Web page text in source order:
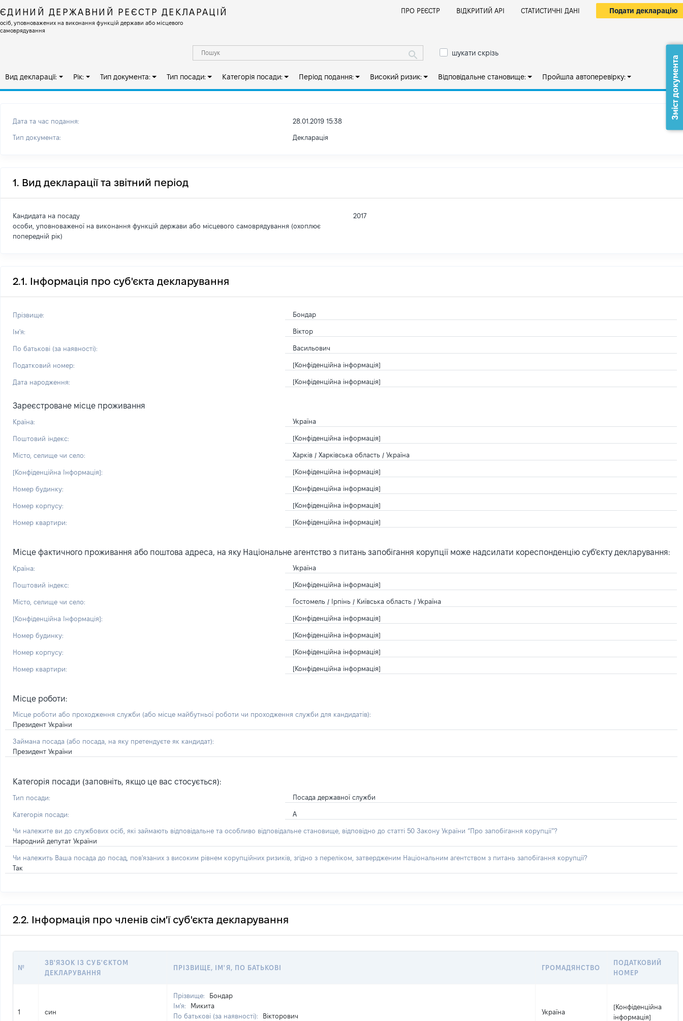
ЄДИНИЙ ДЕРЖАВНИЙ РЕЄСТР ДЕКЛАРАЦІЙ
осіб, уповноважених на виконання функцій держави або місцевого
самоврядування
ПРО РЕЄСТР ВІДКРИТИЙ АРІ СТАТИСТИЧНІ ДАНІ Подати декларацію
шукати скрізь
Вид декларації: Рік: Тип документа: Тип посади: Категорія посади: Період подання: Високий ризик: Відповідальне становище: Пройшла автоперевірку:
Дата та час подання: 28.01.2019 15:38
Тип документа: Декларація
1. Вид декларації та звітний період
Кандидата на посаду
особи, уповноваженої на виконання функцій держави або місцевого самоврядування (охоплює
попередній рік)
2017
2.1. Інформація про суб'єкта декларування
Прізвище: Бондар
Ім'я: Віктор
По батькові (за наявності): Васильович
Податковий номер: [Конфіденційна інформація]
Дата народження: [Конфіденційна інформація]
Зареєстроване місце проживання
Країна: Україна
Поштовий індекс: [Конфіденційна інформація]
Місто, селище чи село: Харків / Харківська область / Україна
[Конфіденційна Інформація]: [Конфіденційна інформація]
Номер будинку: [Конфіденційна інформація]
Номер корпусу: [Конфіденційна інформація]
Номер квартири: [Конфіденційна інформація]
Місце фактичного проживання або поштова адреса, на яку Національне агентство з питань запобігання корупції може надсилати кореспонденцію суб'єкту декларування:
Країна: Україна
Поштовий індекс: [Конфіденційна інформація]
Місто, селище чи село: Гостомель / Ірпінь / Київська область / Україна
[Конфіденційна Інформація]: [Конфіденційна інформація]
Номер будинку: [Конфіденційна інформація]
Номер корпусу: [Конфіденційна інформація]
Номер квартири: [Конфіденційна інформація]
Місце роботи:
Місце роботи або проходження служби (або місце майбутньої роботи чи проходження служби для кандидатів):
Президент України
Займана посада (або посада, на яку претендуєте як кандидат):
Президент України
Категорія посади (заповніть, якщо це вас стосується):
Тип посади: Посада державної служби
Категорія посади: А
Чи належите ви до службових осіб, які займають відповідальне та особливо відповідальне становище, відповідно до статті 50 Закону України “Про запобігання корупції”?
Народний депутат України
Чи належить Ваша посада до посад, пов'язаних з високим рівнем корупційних ризиків, згідно з переліком, затвердженим Національним агентством з питань запобігання корупції?
Так
2.2. Інформація про членів сім'ї суб'єкта декларування
№
ЗВ'ЯЗОК ІЗ СУБ'ЄКТОМ
ДЕКЛАРУВАННЯ
ПРІЗВИЩЕ, ІМ'Я, ПО БАТЬКОВІ ГРОМАДЯНСТВО
ПОДАТКОВИЙ
НОМЕР
1 син
Прізвище:
Бондар
Ім'я:
Микита
По батькові (за наявності):
Вікторович
Україна
[Конфіденційна
інформація]
Зміст документа